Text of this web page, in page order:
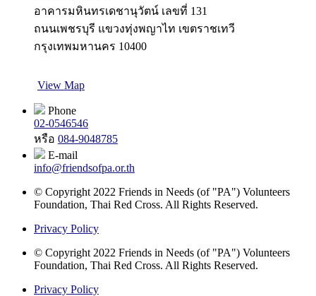
อาคารมหินทรเดชานุวัตน์ เลขที่ 131
ถนนเพชรบุรี แขวงทุ่งพญาไท เขตราชเทวี
กรุงเทพมหานคร 10400
View Map
Phone
02-0546546
หรือ 084-9048785
E-mail
info@friendsofpa.or.th
© Copyright 2022 Friends in Needs (of "PA") Volunteers
Foundation, Thai Red Cross. All Rights Reserved.
Privacy Policy
© Copyright 2022 Friends in Needs (of "PA") Volunteers
Foundation, Thai Red Cross. All Rights Reserved.
Privacy Policy